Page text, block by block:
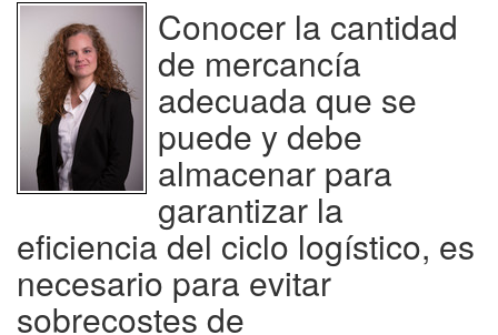
Conocer la cantidad
de mercancía
adecuada que se
puede y debe
almacenar para
garantizar la
eficiencia del ciclo logístico, es
necesario para evitar
sobrecostes de